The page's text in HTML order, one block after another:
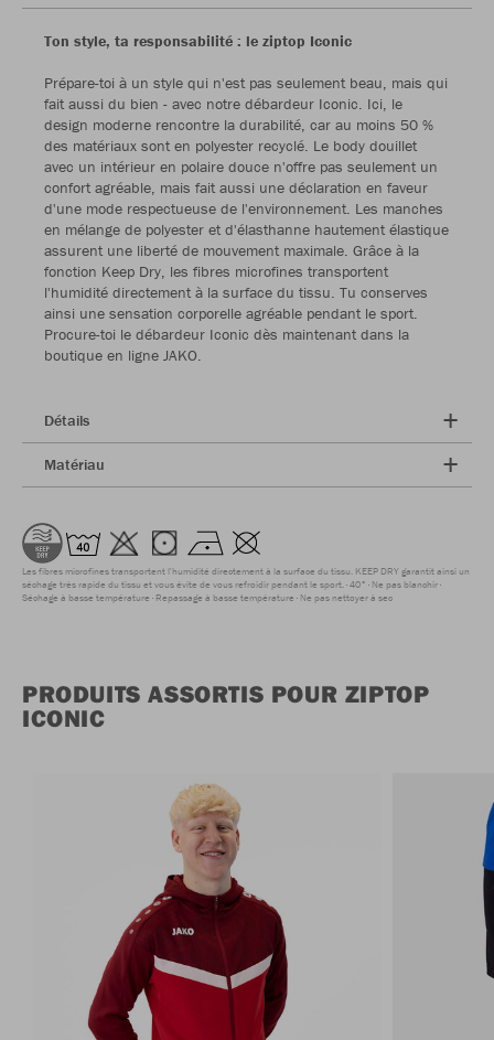
Ton style, ta responsabilité : le ziptop Iconic
Prépare-toi à un style qui n'est pas seulement beau, mais qui
fait aussi du bien - avec notre débardeur Iconic. Ici, le
design moderne rencontre la durabilité, car au moins 50 %
des matériaux sont en polyester recyclé. Le body douillet
avec un intérieur en polaire douce n'offre pas seulement un
confort agréable, mais fait aussi une déclaration en faveur
d'une mode respectueuse de l'environnement. Les manches
en mélange de polyester et d'élasthanne hautement élastique
assurent une liberté de mouvement maximale. Grâce à la
fonction Keep Dry, les fibres microfines transportent
l'humidité directement à la surface du tissu. Tu conserves
ainsi une sensation corporelle agréable pendant le sport.
Procure-toi le débardeur Iconic dès maintenant dans la
boutique en ligne JAKO.
Détails
Matériau
Les fibres microfines transportent l'humidité directement à la surface du tissu. KEEP DRY garantit ainsi un
séchage très rapide du tissu et vous évite de vous refroidir pendant le sport. 40° Ne pas blanchir
Séchage à basse température Repassage à basse température Ne pas nettoyer à sec
PRODUITS ASSORTIS POUR ZIPTOP
ICONIC